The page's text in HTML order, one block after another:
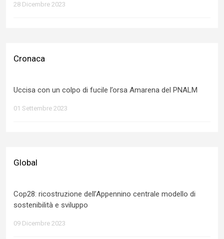
28 Dicembre 2023
Cronaca
Uccisa con un colpo di fucile l’orsa Amarena del PNALM
01 Settembre 2023
Global
Cop28: ricostruzione dell’Appennino centrale modello di
sostenibilità e sviluppo
09 Dicembre 2023